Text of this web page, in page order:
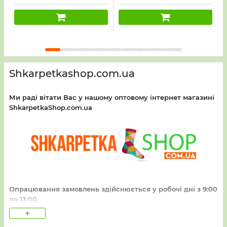
середній резинці
маленьке серце і напис
Love) -уп. 10 шт
середній резинці
написи +під гумкою дві
тонкі смужки) -уп. 10 шт
Shkarpetkashop.com.ua
Ми раді вітати Вас у нашому оптовому інтернет магазині
ShkarpetkaShop.com.ua
Опрацювання замовлень здійснюється у робочі дні з 9:00
до 13:00
Час збору і відправлення замовлень залежить від сезону та
+